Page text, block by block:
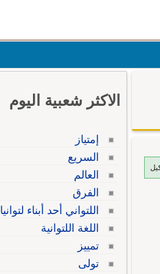
الاكثر شعبية اليوم
إمتياز
السريع
العالم
الفرق
اللتواني أحد أبناء لتوانيا
اللغة اللتوانية
تمييز
تولى